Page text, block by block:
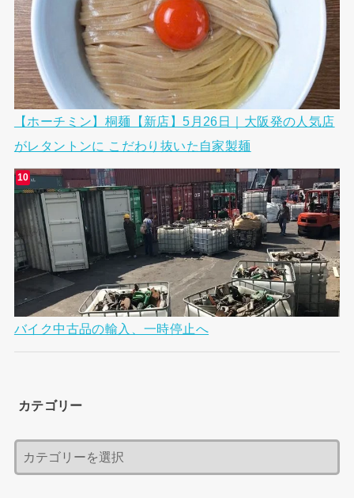
【ホーチミン】桐麺【新店】5月26日｜大阪発の人気店
がレタントンに こだわり抜いた自家製麺
バイク中古品の輸入、一時停止へ
カテゴリー